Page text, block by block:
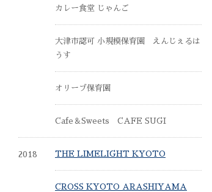
カレー食堂 じゃんご
大津市認可 小規模保育園 えんじぇるは
うす
オリーブ保育園
Cafe＆Sweets CAFE SUGI
2018 THE LIMELIGHT KYOTO
CROSS KYOTO ARASHIYAMA